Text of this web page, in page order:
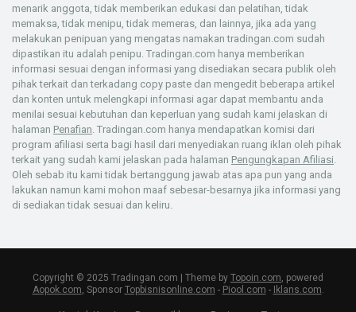
menarik anggota, tidak memberikan edukasi dan pelatihan, tidak
memaksa, tidak menipu, tidak memeras, dan lainnya, jika ada yang
melakukan penipuan yang mengatas namakan tradingan.com sudah
dipastikan itu adalah penipu. Tradingan.com hanya memberikan
informasi sesuai dengan informasi yang disediakan secara publik oleh
pihak terkait dan terkadang copy paste dan mengedit beberapa artikel
dan konten untuk melengkapi informasi agar dapat membantu anda
menilai sesuai kebutuhan dan keperluan yang sudah kami jelaskan di
halaman Penafian . Tradingan.com hanya mendapatkan komisi dari
program afiliasi serta bagi hasil dari menyediakan ruang iklan oleh pihak
terkait yang sudah kami jelaskan pada halaman Pengungkapan Afiliasi
Oleh sebab itu kami tidak bertanggung jawab atas apa pun yang anda
lakukan namun kami mohon maaf sebesar-besarnya jika informasi yang
di sediakan tidak sesuai dan keliru.
Copyright © 2025 Tradingan.com | Theme by Topoin.com , powered
Aopok.com , Sponsor Topbisnisonline.com - Piool.com - Iklans.com